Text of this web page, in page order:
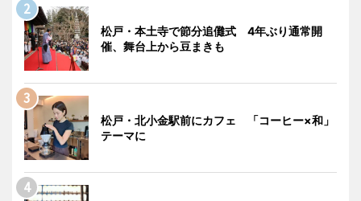
松戸・本土寺で節分追儺式 4年ぶり通常開
催、舞台上から豆まきも
松戸・北小金駅前にカフェ 「コーヒー×和」
テーマに